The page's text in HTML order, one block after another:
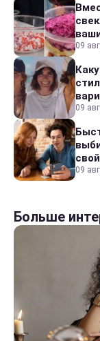
09
09
09
Больше